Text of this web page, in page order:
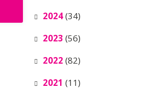
2024(34)
2023 (56)
2022 (82)
2021 (11)